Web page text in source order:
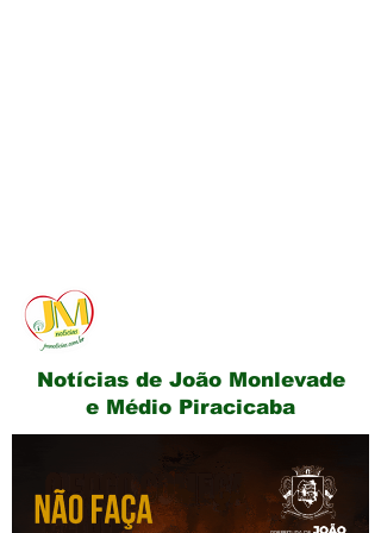
Notícias de João Monlevade
e Médio Piracicaba